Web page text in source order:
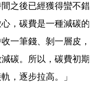
之後已經獲得蠻不錯
，碳費是一種減碳的
一筆錢、剝一層皮，
碳。所以，碳費初期
，逐步拉高。」